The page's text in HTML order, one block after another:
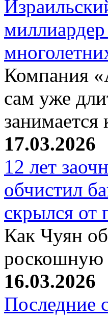
Компания
сам уже
17.03.2026
12 лет
обчистил
скрылся от
Как Чуян
роскошную
16.03.2026
Последние